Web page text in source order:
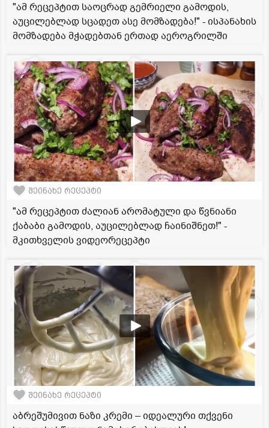
"ამ რეცეპტით საოცრად გემრიელი გამოდის,
აუცილებლად სცადეთ ასე მომზადება!" - ისპანახის
მომზადება მჭადებთან ერთად აეროგრილში
შეინახე რეცეპტი
"ამ რეცეპტით ძალიან არომატული და წვნიანი
ქაბაბი გამოდის, აუცილებლად ჩაინიშნეთ!" -
მკითხველის ვიდეორეცეპტი
შეინახე რეცეპტი
აბრეშუმივით ნაზი კრემი – იდეალური თქვენი